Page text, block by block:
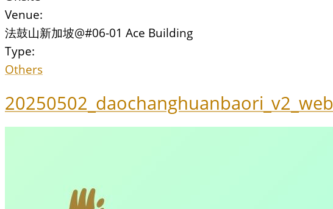
Venue:
法鼓山新加坡@#06-01 Ace Building
Type:
Others